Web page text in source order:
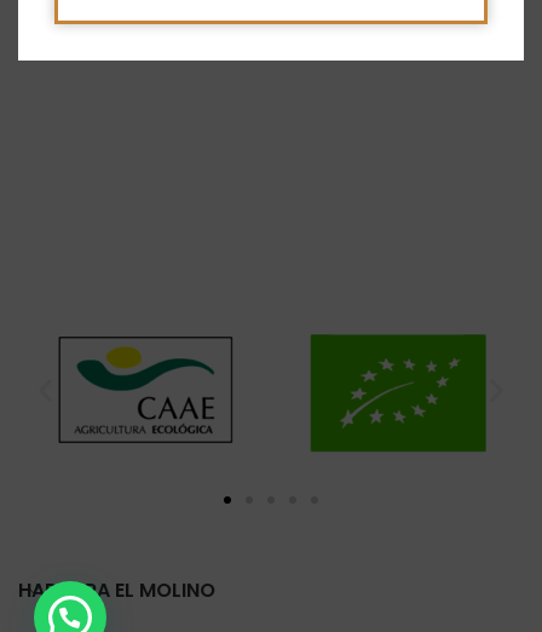
HARINERA EL MOLINO